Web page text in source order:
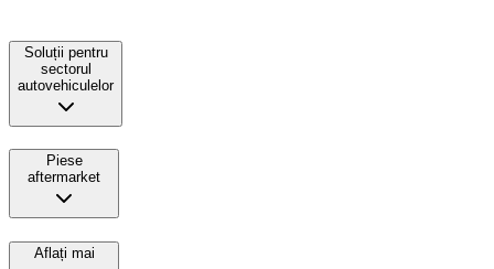
Soluții pentru
sectorul
autovehiculelor
Piese
aftermarket
Aflați mai